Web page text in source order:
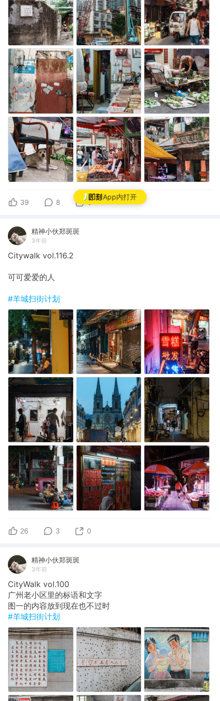
App内打开
39 8 0
精神小伙郑斑斑
3年前
Citywalk vol.116.2
可可爱爱的人
#羊城扫街计划
26 3 0
精神小伙郑斑斑
3年前
CityWalk vol.100
广州老小区里的标语和文字
图一的内容放到现在也不过时
#羊城扫街计划